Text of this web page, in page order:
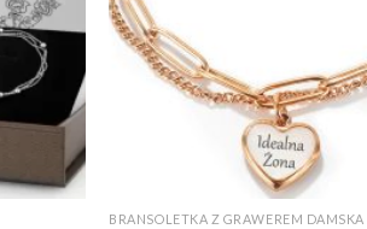
BRANSOLETKA Z GRAWEREM DAMSKA